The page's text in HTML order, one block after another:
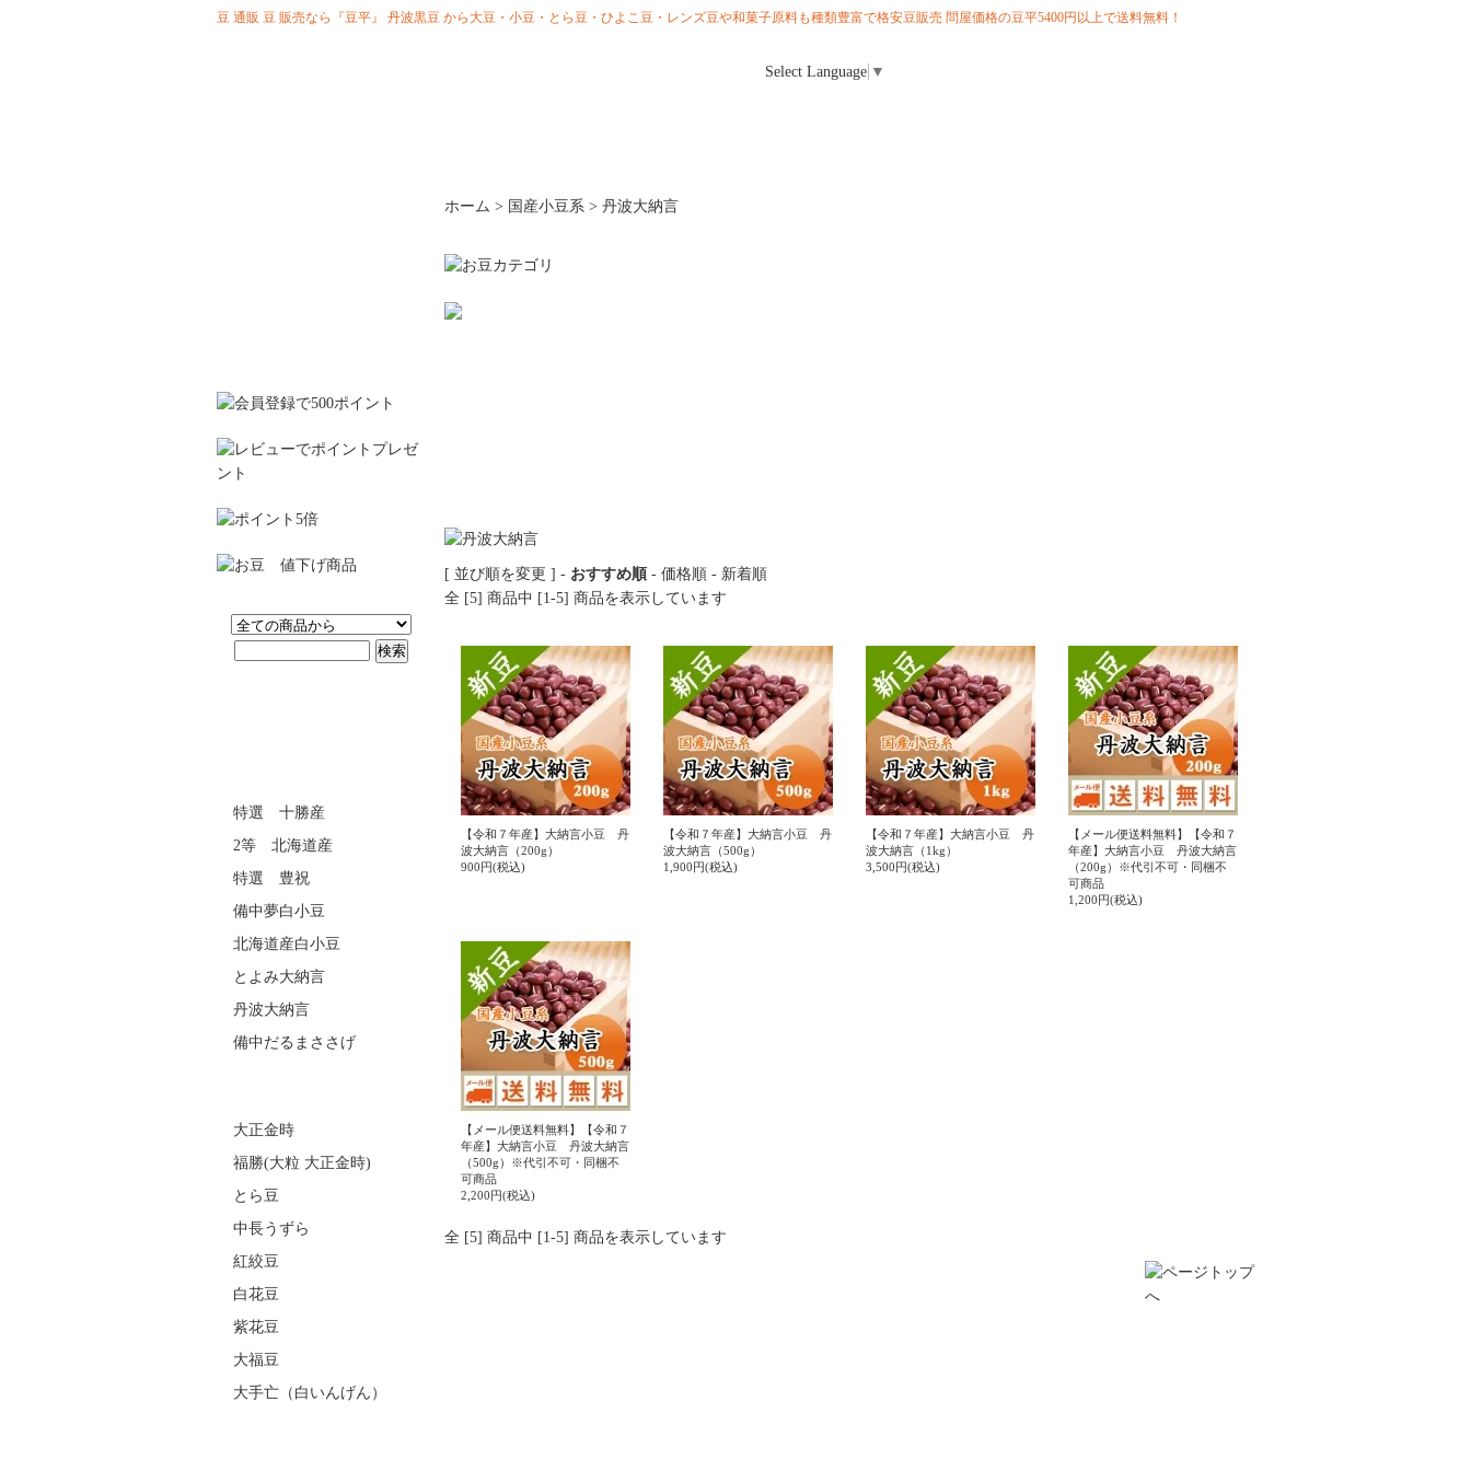
豆 通販 豆 販売なら『豆平』 丹波黒豆 から大豆・小豆・とら豆・ひよこ豆・レンズ豆や和菓子原料も種類豊富で格安豆販売 問屋価格の豆平5400円以上で送料無料！
Select Language ▼
特選 十勝産
2等 北海道産
特選 豊祝
備中夢白小豆
北海道産白小豆
とよみ大納言
丹波大納言
備中だるまささげ
大正金時
福勝(大粒 大正金時)
とら豆
中長うずら
紅絞豆
白花豆
紫花豆
大福豆
大手亡（白いんげん）
ホーム > 国産小豆系 > 丹波大納言
[ 並び順を変更 ] - おすすめ順 - 価格順 - 新着順
全 [5] 商品中 [1-5] 商品を表示しています
【令和７年産】大納言小豆 丹
波大納言（200g）
900円(税込)
【令和７年産】大納言小豆 丹
波大納言（500g）
1,900円(税込)
【令和７年産】大納言小豆 丹
波大納言（1kg）
3,500円(税込)
【メール便送料無料】【令和７
年産】大納言小豆 丹波大納言
（200g）※代引不可・同梱不
可商品
1,200円(税込)
【メール便送料無料】【令和７
年産】大納言小豆 丹波大納言
（500g）※代引不可・同梱不
可商品
2,200円(税込)
全 [5] 商品中 [1-5] 商品を表示しています